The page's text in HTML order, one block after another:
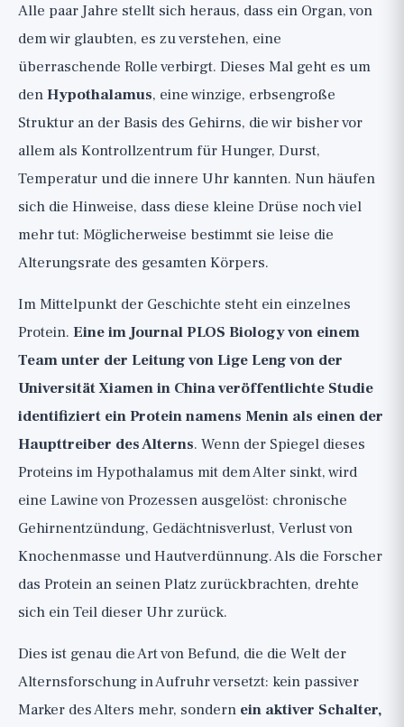
überraschender Mechanismus
Studie 1: Menin-Rückgang beschleunigt
Prozesse bei alten Mäusen um
Studie 3: D-Serin-Ergänzung stellt Gedächtnis
wieder her
Studie 4: Ein Hinweis aus menschlichen Proben
Was ist mit Alzheimer und anderen
Gehirnerkrankungen?
Sollte man loslaufen und D-Serin
kaufen?
Was kann man aus der Studie
mitnehmen?
Die breitere Perspektive
Alle paar Jahre stellt sich heraus, dass ein Organ, von
dem wir glaubten, es zu verstehen, eine
überraschende Rolle verbirgt. Dieses Mal geht es um
denHypothalamus, eine winzige, erbsengroße
Struktur an der Basis des Gehirns, die wir bisher vor
allem als Kontrollzentrum für Hunger, Durst,
Temperatur und die innere Uhr kannten. Nun häufen
sich die Hinweise, dass diese kleine Drüse noch viel
mehr tut: Möglicherweise bestimmt sie leise die
Alterungsrate des gesamten Körpers.
Im Mittelpunkt der Geschichte steht ein einzelnes
Protein. Eine im Journal PLOS Biology von einem
Team unter der Leitung von Lige Leng von der
Universität Xiamen in China veröffentlichte Studie
identifiziert ein Protein namens Menin als einen der
Haupttreiber des Alterns. Wenn der Spiegel dieses
Proteins im Hypothalamus mit dem Alter sinkt, wird
eine Lawine von Prozessen ausgelöst: chronische
Gehirnentzündung, Gedächtnisverlust, Verlust von
Knochenmasse und Hautverdünnung. Als die Forscher
das Protein an seinen Platz zurückbrachten, drehte
sich ein Teil dieser Uhr zurück.
Dies ist genau die Art von Befund, die die Welt der
Alternsforschung in Aufruhr versetzt: kein passiver
Marker des Alters mehr, sondern ein aktiver Schalter,